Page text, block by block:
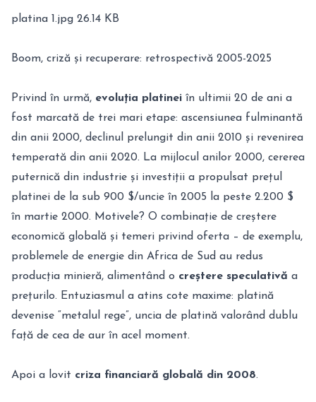
platina 1.jpg 26.14 KB
Boom, criză și recuperare: retrospectivă 2005-2025
Privind în urmă, evoluția platinei în ultimii 20 de ani a
fost marcată de trei mari etape: ascensiunea fulminantă
din anii 2000, declinul prelungit din anii 2010 și revenirea
temperată din anii 2020. La mijlocul anilor 2000, cererea
puternică din industrie și investiții a propulsat prețul
platinei de la sub 900 $/uncie în 2005 la peste 2.200 $
în martie 2000. Motivele? O combinație de creștere
economică globală și temeri privind oferta – de exemplu,
problemele de energie din Africa de Sud au redus
producția minieră, alimentând o creștere speculativă a
prețurilo. Entuziasmul a atins cote maxime: platină
devenise “metalul rege”, uncia de platină valorând dublu
față de cea de aur în acel moment.
Apoi a lovit criza financiară globală din 2008.